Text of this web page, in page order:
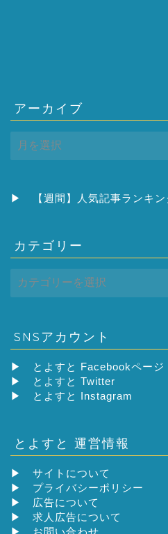
アーカイブ
ア
ー
ブ
▶ 【週間】人気記事ランキ
カテゴリー
SNSアカウント
▶
とよすと Facebookページ
▶
とよすと Twitter
▶
とよすと Instagram
とよすと 運営情報
▶ サイトについて
▶ プライバシーポリシー
▶ 広告について
▶ 求人広告について